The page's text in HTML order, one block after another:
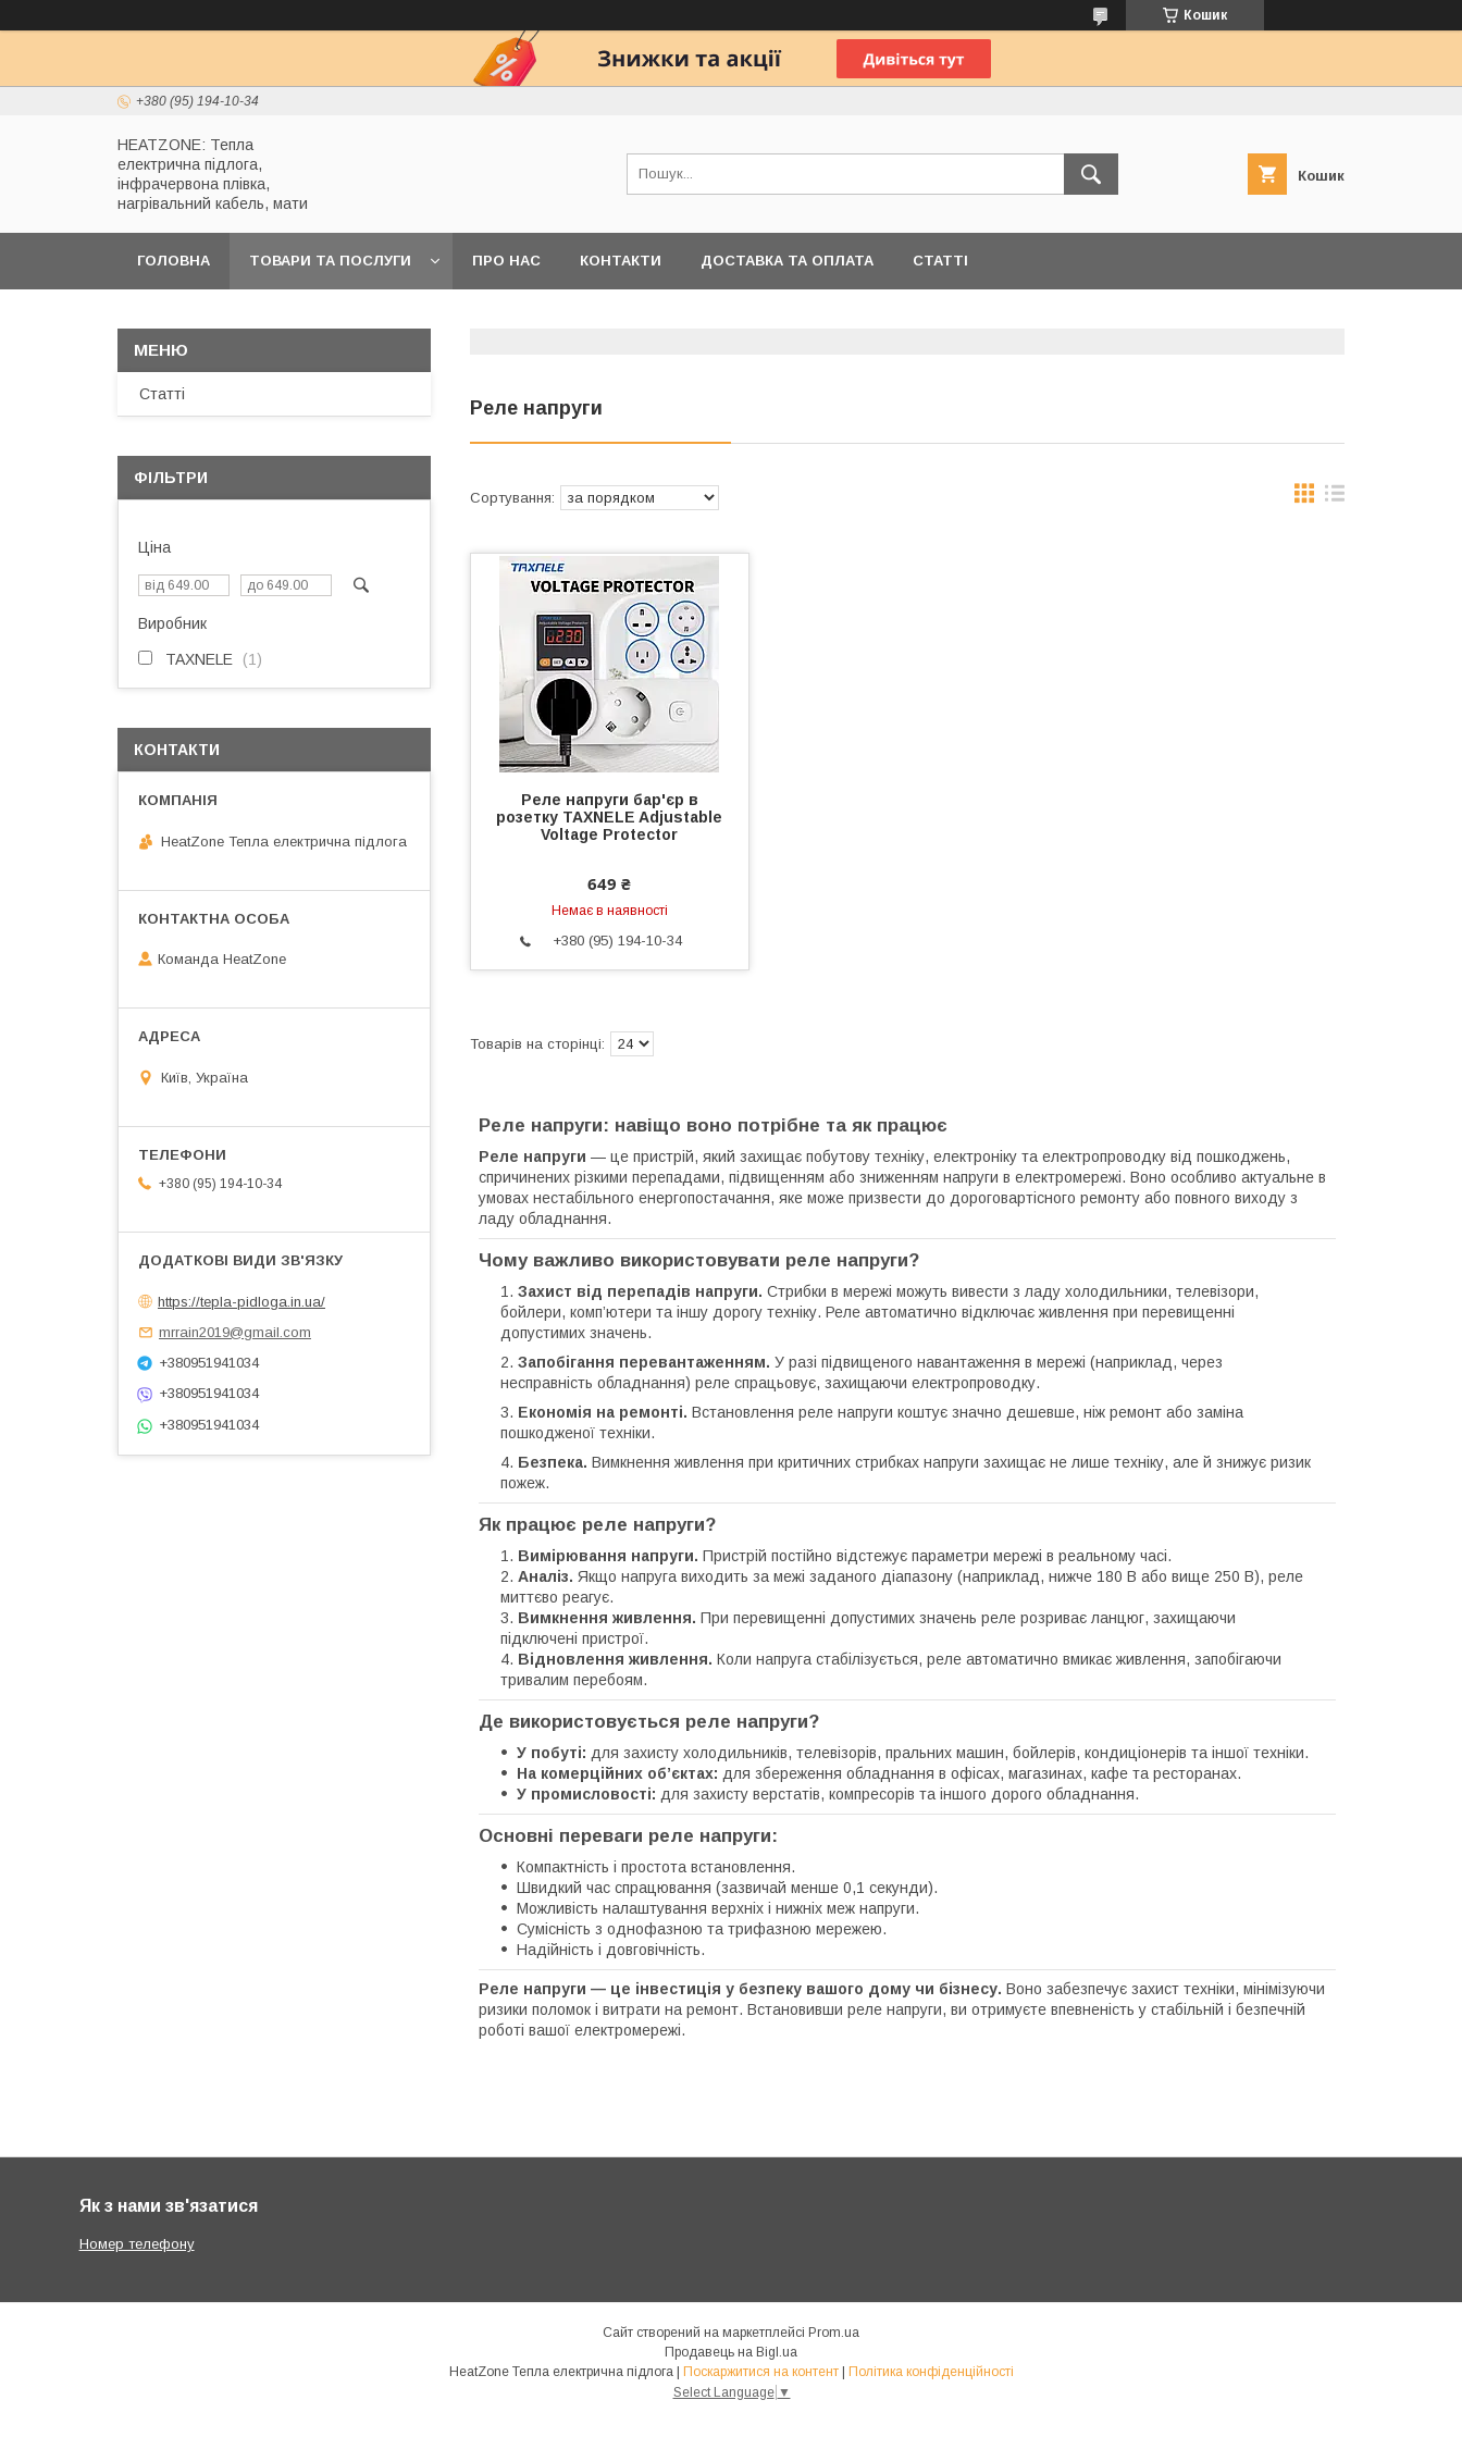
Кошик
+380 (95) 194-10-34
HEATZONE: Тепла
електрична підлога,
інфрачервона плівка,
нагрівальний кабель, мати
Кошик
ГОЛОВНА ТОВАРИ ТА ПОСЛУГИ ПРО НАС КОНТАКТИ ДОСТАВКА ТА ОПЛАТА СТАТТІ
Реле напруги
Реле напруги бар'єр в
розетку TAXNELE Adjustable
Voltage Protector
649 ₴
Немає в наявності
+380 (95) 194-10-34
Реле напруги: навіщо воно потрібне та як працює
Реле напруги — це пристрій, який захищає побутову техніку, електроніку та електропроводку від пошкоджень,
спричинених різкими перепадами, підвищенням або зниженням напруги в електромережі. Воно особливо актуальне в
умовах нестабільного енергопостачання, яке може призвести до дороговартісного ремонту або повного виходу з
ладу обладнання.
Чому важливо використовувати реле напруги?
Захист від перепадів напруги. Стрибки в мережі можуть вивести з ладу холодильники, телевізори,
бойлери, комп’ютери та іншу дорогу техніку. Реле автоматично відключає живлення при перевищенні
допустимих значень.
Запобігання перевантаженням. У разі підвищеного навантаження в мережі (наприклад, через
несправність обладнання) реле спрацьовує, захищаючи електропроводку.
Економія на ремонті. Встановлення реле напруги коштує значно дешевше, ніж ремонт або заміна
пошкодженої техніки.
Безпека. Вимкнення живлення при критичних стрибках напруги захищає не лише техніку, але й знижує ризик
пожеж.
Як працює реле напруги?
Вимірювання напруги. Пристрій постійно відстежує параметри мережі в реальному часі.
Аналіз. Якщо напруга виходить за межі заданого діапазону (наприклад, нижче 180 В або вище 250 В), реле
миттєво реагує.
Вимкнення живлення. При перевищенні допустимих значень реле розриває ланцюг, захищаючи
підключені пристрої.
Відновлення живлення. Коли напруга стабілізується, реле автоматично вмикає живлення, запобігаючи
тривалим перебоям.
Де використовується реле напруги?
У побуті: для захисту холодильників, телевізорів, пральних машин, бойлерів, кондиціонерів та іншої техніки.
На комерційних об’єктах: для збереження обладнання в офісах, магазинах, кафе та ресторанах.
У промисловості: для захисту верстатів, компресорів та іншого дорого обладнання.
Основні переваги реле напруги:
Компактність і простота встановлення.
Швидкий час спрацювання (зазвичай менше 0,1 секунди).
Можливість налаштування верхніх і нижніх меж напруги.
Сумісність з однофазною та трифазною мережею.
Надійність і довговічність.
Реле напруги — це інвестиція у безпеку вашого дому чи бізнесу. Воно забезпечує захист техніки, мінімізуючи
ризики поломок і витрати на ремонт. Встановивши реле напруги, ви отримуєте впевненість у стабільній і безпечній
роботі вашої електромережі.
Статті
ФІЛЬТРИ
Ціна
Виробник
TAXNELE 1
КОНТАКТИ
HeatZone Тепла електрична підлога
Команда HeatZone
Київ, Україна
+380 (95) 194-10-34
https://tepla-pidloga.in.ua/
mrrain2019@gmail.com
+380951941034
+380951941034
+380951941034
Як з нами зв'язатися
Номер телефону
Сайт створений на маркетплейсі Prom.ua
Продавець на Bigl.ua
Поскаржитися на контент
Політика конфіденційності
Select Language ▼